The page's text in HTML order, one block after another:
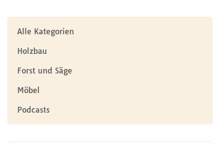
Alle Kategorien
Holzbau
Forst und Säge
Möbel
Podcasts